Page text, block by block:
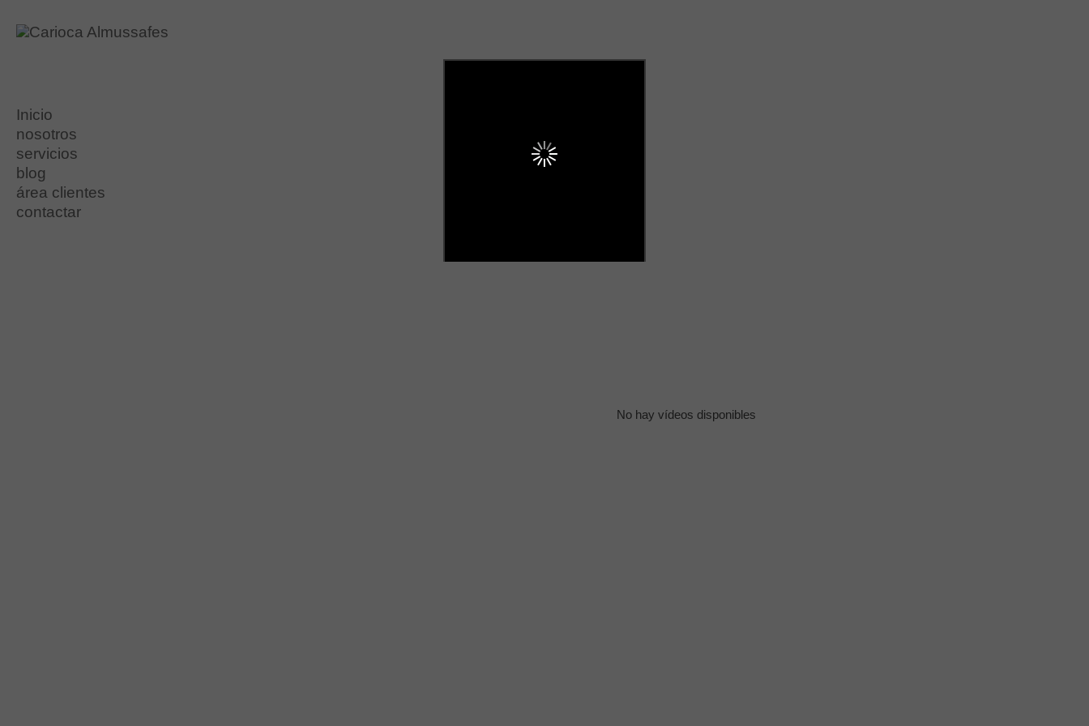
Inicio
nosotros
servicios
blog
promociones
área clientes
contactar
No hay vídeos disponibles